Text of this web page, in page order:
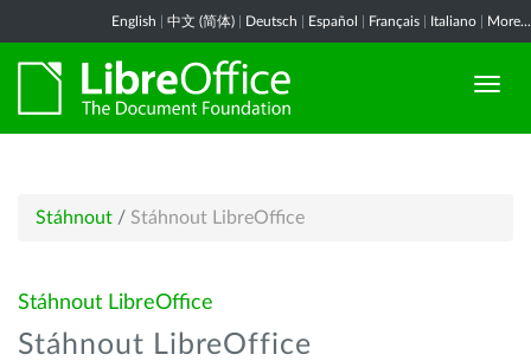
English 中文 (简体) Deutsch Español Français Italiano More...
Stáhnout / Stáhnout LibreOffice
Stáhnout LibreOffice
Stáhnout LibreOffice